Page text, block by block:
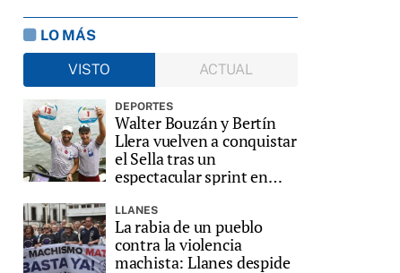
LO MÁS
VISTO
ACTUAL
DEPORTES
Walter Bouzán y Bertín
Llera vuelven a conquistar
el Sella tras un
espectacular sprint en
LLANES
La rabia de un pueblo
contra la violencia
machista: Llanes despide